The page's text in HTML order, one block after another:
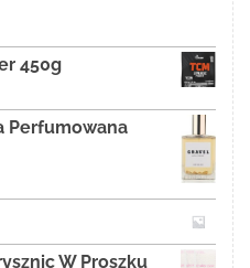
450g
Perfumowana
W Proszku